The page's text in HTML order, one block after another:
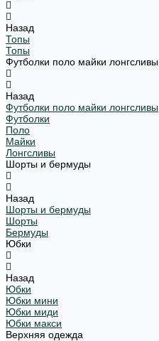
Назад
Топы
Топы
Футболки поло майки лонгсливы
Назад
Футболки поло майки лонгсливы
Футболки
Поло
Майки
Лонгсливы
Шорты и бермуды
Назад
Шорты и бермуды
Шорты
Бермуды
Юбки
Назад
Юбки
Юбки мини
Юбки миди
Юбки макси
Верхняя одежда